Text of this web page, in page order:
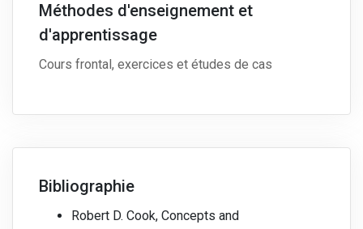
Méthodes d'enseignement et
d'apprentissage
Cours frontal, exercices et études de cas
Bibliographie
Robert D. Cook, Concepts and